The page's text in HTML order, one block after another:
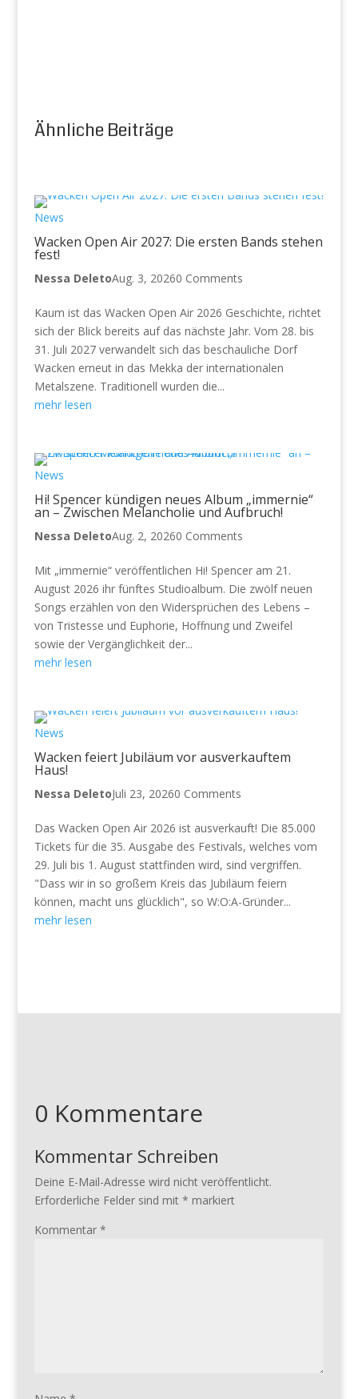
Ähnliche Beiträge
News
Wacken Open Air 2027: Die ersten Bands stehen
fest!
Nessa DeletoAug. 3, 20260 Comments
Kaum ist das Wacken Open Air 2026 Geschichte, richtet
sich der Blick bereits auf das nächste Jahr. Vom 28. bis
31. Juli 2027 verwandelt sich das beschauliche Dorf
Wacken erneut in das Mekka der internationalen
Metalszene. Traditionell wurden die...
mehr lesen
News
Hi! Spencer kündigen neues Album „immernie“
an – Zwischen Melancholie und Aufbruch!
Nessa DeletoAug. 2, 20260 Comments
Mit „immernie“ veröffentlichen Hi! Spencer am 21.
August 2026 ihr fünftes Studioalbum. Die zwölf neuen
Songs erzählen von den Widersprüchen des Lebens –
von Tristesse und Euphorie, Hoffnung und Zweifel
sowie der Vergänglichkeit der...
mehr lesen
News
Wacken feiert Jubiläum vor ausverkauftem
Haus!
Nessa DeletoJuli 23, 20260 Comments
Das Wacken Open Air 2026 ist ausverkauft! Die 85.000
Tickets für die 35. Ausgabe des Festivals, welches vom
29. Juli bis 1. August stattfinden wird, sind vergriffen.
"Dass wir in so großem Kreis das Jubiläum feiern
können, macht uns glücklich", so W:O:A-Gründer...
mehr lesen
0 Kommentare
Kommentar Schreiben
Deine E-Mail-Adresse wird nicht veröffentlicht.
Erforderliche Felder sind mit * markiert
Kommentar *